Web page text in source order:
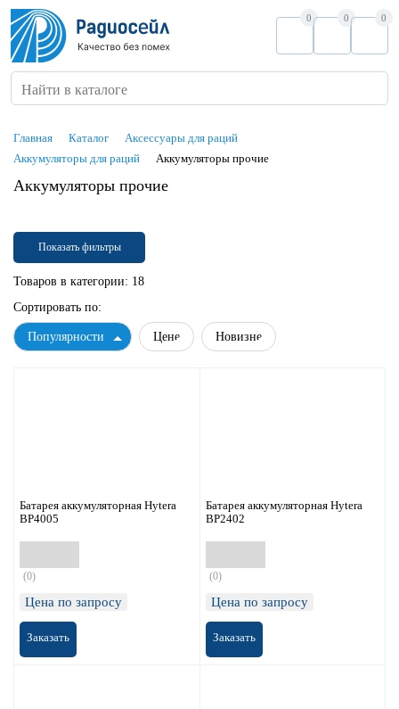
Найти в каталоге
0 0 0
Главная Каталог
Аксессуары для раций
Аккумуляторы для раций
Аккумуляторы прочие
Аккумуляторы прочие
Показать фильтры
Товаров в категории: 18
Сортировать по:
Популярности Цене Новизне
Батарея аккумуляторная Hytera
BP4005
(0)
Цена по запросу
Заказать
Батарея аккумуляторная Hytera
BP2402
(0)
Цена по запросу
Заказать